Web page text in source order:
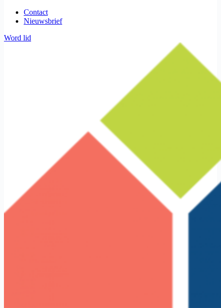
Contact
Nieuwsbrief
Word lid